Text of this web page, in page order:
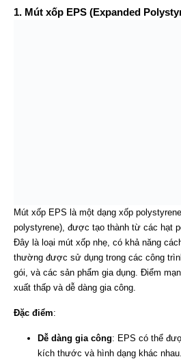
1. Mút xốp EPS (Expanded
Mút xốp EPS là một dạng xốp
polystyrene), được tạo thành từ các hạt
Đây là loại mút xốp nhẹ, có khả năng
thường được sử dụng trong các công
gói, và các sản phẩm gia dụng. Điểm
xuất thấp và dễ dàng gia công.
Đặc điểm:
Dễ dàng gia công: EPS có thể
kích thước và hình dạng khác nhau.